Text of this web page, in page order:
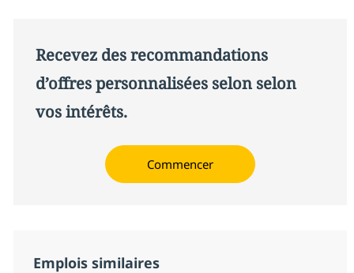
Recevez des recommandations
d’offres personnalisées selon selon
vos intérêts.
Commencer
Emplois similaires